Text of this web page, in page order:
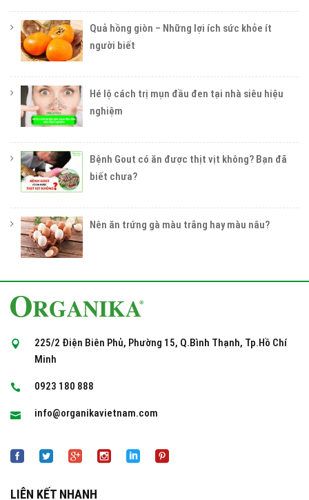
Quả hồng giòn – Những lợi ích sức khỏe ít
người biết
Hé lộ cách trị mụn đầu đen tại nhà siêu hiệu
nghiệm
Bệnh Gout có ăn được thịt vịt không? Bạn đã
biết chưa?
Nên ăn trứng gà màu trắng hay màu nâu?
225/2 Điện Biên Phủ, Phường 15, Q.Bình Thạnh, Tp.Hồ Chí
Minh
0923 180 888
info@organikavietnam.com
LIÊN KẾT NHANH